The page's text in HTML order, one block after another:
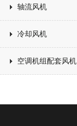
轴流风机
冷却风机
空调机组配套风机